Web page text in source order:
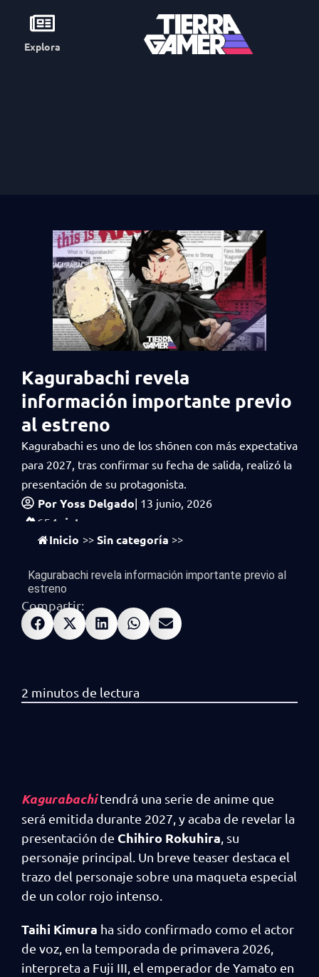
Explora
Kagurabachi revela
información importante previo
al estreno
Kagurabachi es uno de los shōnen con más expectativa
para 2027, tras confirmar su fecha de salida, realizó la
presentación de su protagonista.
PorYoss Delgado| 13 junio, 2026
654 vistas
Inicio >> Sin categoría >>
Kagurabachi revela información importante previo al
estreno
Compartir:
Kagurabachitendrá una serie de anime que
será emitida durante 2027, y acaba de revelar la
presentación de Chihiro Rokuhira , su
personaje principal. Un breve teaser destaca el
trazo del personaje sobre una maqueta especial
de un color rojo intenso.
Taihi Kimura ha sido confirmado como el actor
de voz, en la temporada de primavera 2026,
interpreta a Fuji III, el emperador de Yamato en